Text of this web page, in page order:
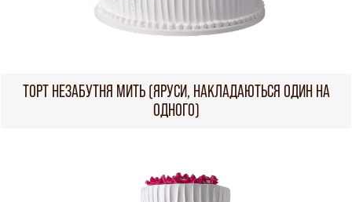
ТОРТ НЕЗАБУТНЯ МИТЬ (ЯРУСИ, НАКЛАДАЮТЬСЯ ОДИН НА
ОДНОГО)